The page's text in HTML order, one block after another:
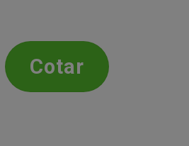
c/Pedal 100L
Cotar